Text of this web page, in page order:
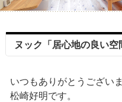
ヌック「居心地の良い空
いつもありがとうございま
松崎好明です。